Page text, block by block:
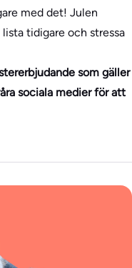
med det! Julen
tidigare och stressa
som gäller
sociala medier för att